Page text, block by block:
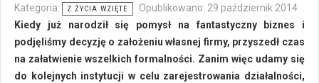
Kategoria: Z ŻYCIA WZIĘTE
Opublikowano: 29 październik 2014
Kiedy już narodził się pomysł na fantastyczny biznes i
podjęliśmy decyzję o założeniu własnej firmy, przyszedł czas
na załatwienie wszelkich formalności. Zanim więc udamy się
do kolejnych instytucji w celu zarejestrowania działalności,